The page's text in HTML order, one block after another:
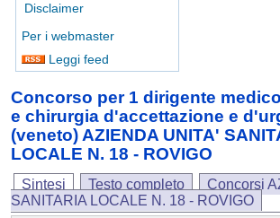
Disclaimer
Per i webmaster
Leggi feed
Concorso per 1 dirigente
e chirurgia d'accettazione e
(veneto) AZIENDA UNITA'
LOCALE N. 18 - ROVIGO
Sintesi Testo completo
Concorsi
SANITARIA LOCALE N. 18 - ROVIGO